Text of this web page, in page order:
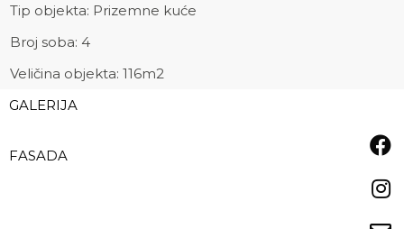
Tip objekta: Prizemne kuće
Broj soba: 4
Veličina objekta: 116m2
GALERIJA
FASADA